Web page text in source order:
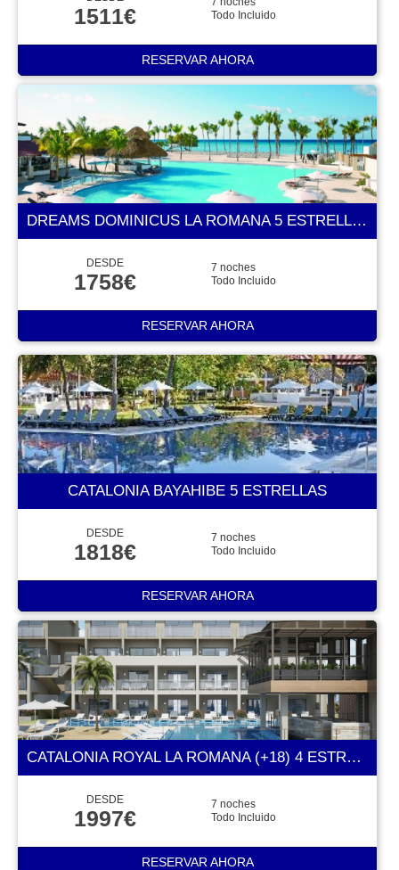
1511€
Todo Incluido
RESERVAR AHORA
DREAMS DOMINICUS LA ROMANA 5 ESTRELLAS
DESDE
1758€
7 noches
Todo Incluido
RESERVAR AHORA
CATALONIA BAYAHIBE 5 ESTRELLAS
DESDE
1818€
7 noches
Todo Incluido
RESERVAR AHORA
CATALONIA ROYAL LA ROMANA (+18) 4 ESTRELLAS
DESDE
1997€
7 noches
Todo Incluido
RESERVAR AHORA